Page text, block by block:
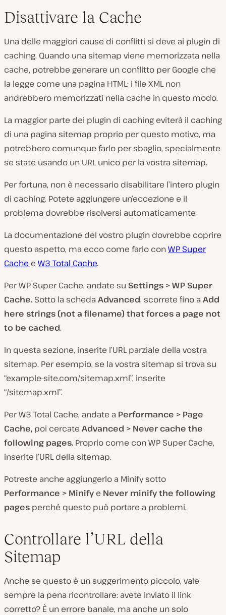
Disattivare la Cache
Una delle maggiori cause di conflitti si deve ai plugin di
caching. Quando una sitemap viene memorizzata nella
cache, potrebbe generare un conflitto per Google che
la legge come una pagina HTML: i file XML non
andrebbero memorizzati nella cache in questo modo.
La maggior parte dei plugin di caching eviterà il caching
di una pagina sitemap proprio per questo motivo, ma
potrebbero comunque farlo per sbaglio, specialmente
se state usando un URL unico per la vostra sitemap.
Per fortuna, non è necessario disabilitare l’intero plugin
di caching. Potete aggiungere un’eccezione e il
problema dovrebbe risolversi automaticamente.
La documentazione del vostro plugin dovrebbe coprire
questo aspetto, ma ecco come farlo conWP Super
Cache e W3 Total Cache.
Per WP Super Cache, andate su Settings > WP Super
Cache. Sotto la scheda Advanced, scorrete fino a Add
here strings (not a filename) that forces a page not
to be cached.
In questa sezione, inserite l’URL parziale della vostra
sitemap. Per esempio, se la vostra sitemap si trova su
“example-site.com/sitemap.xml”, inserite
“/sitemap.xml”.
Per W3 Total Cache, andate a Performance > Page
Cache, poi cercate Advanced > Never cache the
following pages. Proprio come con WP Super Cache,
inserite l’URL della sitemap.
Potreste anche aggiungerlo a Minify sotto
Performance > Minify e Never minify the following
pages perché questo può portare a problemi.
Controllare l’URL della
Sitemap
Anche se questo è un suggerimento piccolo, vale
sempre la pena ricontrollare: avete inviato il link
corretto? È un errore banale, ma anche un solo